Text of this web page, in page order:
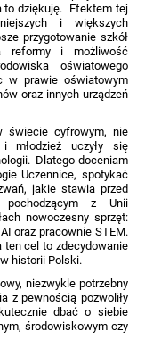
to dziękuję. Efektem tej
i większych
przygotowanie szkół
reformy i możliwość
oświatowego
w prawie oświatowym
oraz innych urządzeń
świecie cyfrowym, nie
młodzież uczyły się
Dlatego doceniam
Uczennice, spotykać
jakie stawia przed
pochodzącym z Unii
nowoczesny sprzęt:
oraz pracownie STEM.
ten cel to zdecydowanie
historii Polski.
niezwykle potrzebny
z pewnością pozwoliły
dbać o siebie
środowiskowym czy